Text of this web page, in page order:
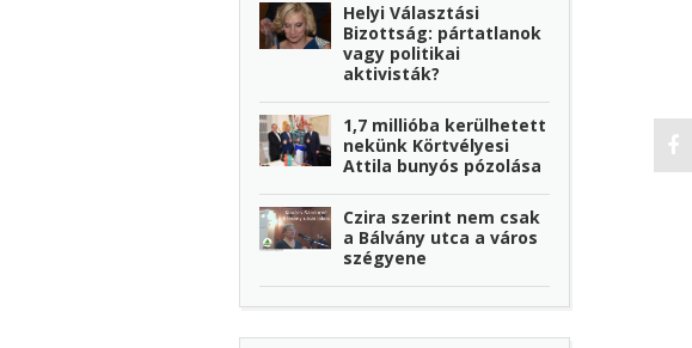
Helyi Választási
Bizottság: pártatlanok
vagy politikai
aktivisták?
1,7 millióba kerülhetett
nekünk Körtvélyesi
Attila bunyós pózolása
Czira szerint nem csak
a Bálvány utca a város
szégyene